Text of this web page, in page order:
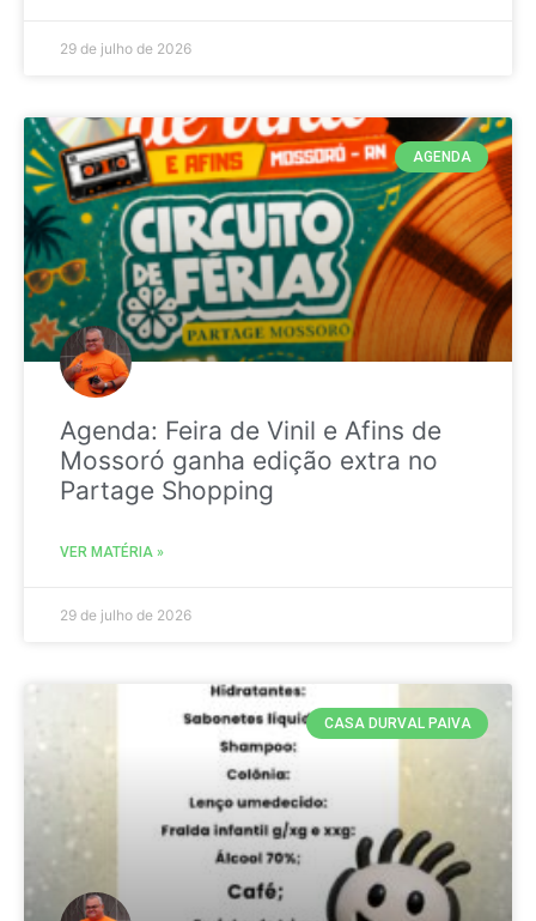
29 de julho de 2026
AGENDA
Agenda: Feira de Vinil e Afins de
Mossoró ganha edição extra no
Partage Shopping
VER MATÉRIA »
29 de julho de 2026
CASA DURVAL PAIVA